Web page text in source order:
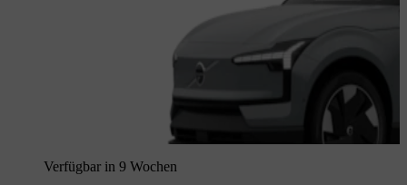
Verfügbar in 9 Wochen